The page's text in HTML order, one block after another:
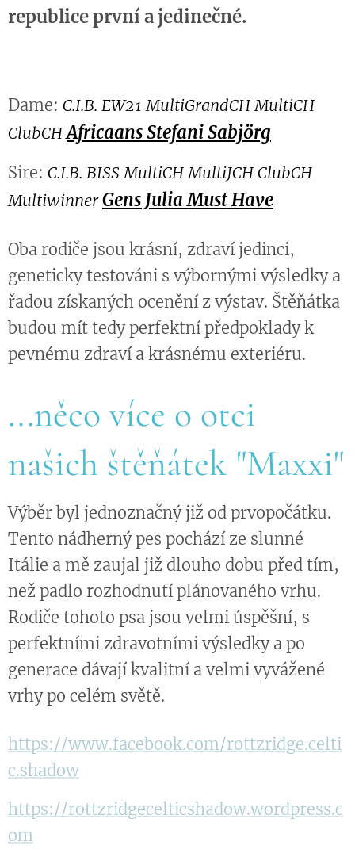
republice první a jedinečné.
Dame: C.I.B. EW21 MultiGrandCH MultiCH
ClubCHAfricaans Stefani Sabjörg
Sire: C.I.B. BISS MultiCH MultiJCH ClubCH
MultiwinnerGens Julia Must Have
Oba rodiče jsou krásní, zdraví jedinci,
geneticky testováni s výbornými výsledky a
řadou získaných ocenění z výstav. Štěňátka
budou mít tedy perfektní předpoklady k
pevnému zdraví a krásnému exteriéru.
...něco více o otci
našich štěňátek "Maxxi"
Výběr byl jednoznačný již od prvopočátku.
Tento nádherný pes pochází ze slunné
Itálie a mě zaujal již dlouho dobu před tím,
než padlo rozhodnutí plánovaného vrhu.
Rodiče tohoto psa jsou velmi úspěšní, s
perfektními zdravotními výsledky a po
generace dávají kvalitní a velmi vyvážené
vrhy po celém světě.
https://www.facebook.com/rottzridge.celti
c.shadow
https://rottzridgecelticshadow.wordpress.c
om